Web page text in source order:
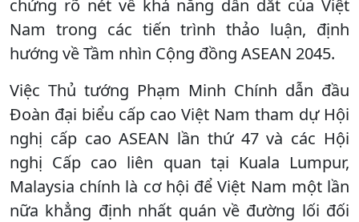
chứng rõ nét về khả năng dẫn dắt của Việt
Nam trong các tiến trình thảo luận, định
hướng về Tầm nhìn Cộng đồng ASEAN 2045.
Việc Thủ tướng Phạm Minh Chính dẫn đầu
Đoàn đại biểu cấp cao Việt Nam tham dự Hội
nghị cấp cao ASEAN lần thứ 47 và các Hội
nghị Cấp cao liên quan tại Kuala Lumpur,
Malaysia chính là cơ hội để Việt Nam một lần
nữa khẳng định nhất quán về đường lối đối